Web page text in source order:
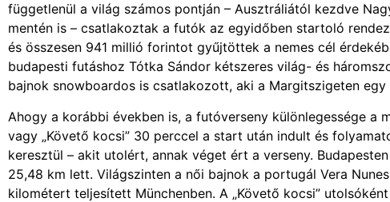
függetlenül a világ számos pontján – Ausztráliától kezdve
mentén is – csatlakoztak a futók az egyidőben startoló
és összesen 941 millió forintot gyűjtöttek a nemes cél
budapesti futáshoz Tótka Sándor kétszeres világ- és
bajnok snowboardos is csatlakozott, aki a Margitszigeten
Ahogy a korábbi években is, a futóverseny különlegessége
vagy „Követő kocsi” 30 perccel a start után indult és
keresztül – akit utolért, annak véget ért a verseny.
25,48 km lett. Világszinten a női bajnok a portugál Vera
kilométert teljesített Münchenben. A „Követő kocsi”